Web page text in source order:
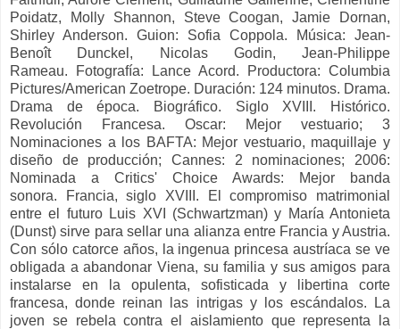
Poidatz, Molly Shannon, Steve Coogan, Jamie Dornan,
Shirley Anderson. Guion: Sofia Coppola. Música: Jean-
Benoît Dunckel, Nicolas Godin, Jean-Philippe
Rameau.
Fotografía: Lance Acord. Productora: Columbia
Pictures/American Zoetrope. Duración: 124 minutos. Drama.
Drama de época. Biográfico. Siglo XVIII. Histórico.
Revolución Francesa. Oscar: Mejor vestuario; 3
Nominaciones a los BAFTA: Mejor vestuario, maquillaje y
diseño de producción; Cannes: 2 nominaciones; 2006:
Nominada a Critics' Choice Awards: Mejor banda
sonora.
Francia, siglo XVIII. El compromiso matrimonial
entre el futuro Luis XVI (Schwartzman) y María Antonieta
(Dunst) sirve para sellar una alianza entre Francia y Austria.
Con sólo catorce años, la ingenua princesa austríaca se ve
obligada a abandonar Viena, su familia y sus amigos para
instalarse en la opulenta, sofisticada y libertina corte
francesa, donde reinan las intrigas y los escándalos. La
joven se rebela contra el aislamiento que representa la